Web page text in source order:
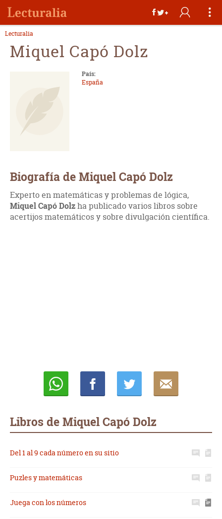
Lecturalia
Miquel Capó Dolz
País:
España
Biografía de Miquel Capó Dolz
Experto en matemáticas y problemas de lógica,
Miquel Capó Dolzha publicado varios libros sobre
acertijos matemáticos y sobre divulgación científica.
Libros de Miquel Capó Dolz
Del 1 al 9 cada número en su sitio
Puzles y matemáticas
Juega con los números